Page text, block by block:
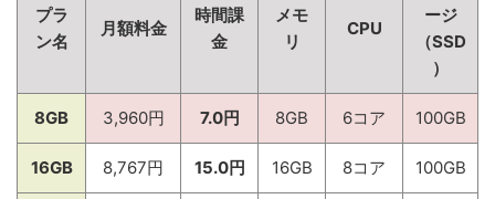
プラ
ン名
月額料金
時間課
金
メモ
リ
CPU
ージ
（SSD
）
8GB 3,960円 7.0円 8GB 6コア 100GB
16GB 8,767円 15.0円 16GB 8コア 100GB